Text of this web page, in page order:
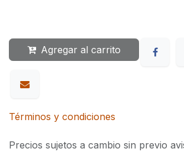
Agregar al carrito
Términos y condiciones
Precios sujetos a cambio sin previo